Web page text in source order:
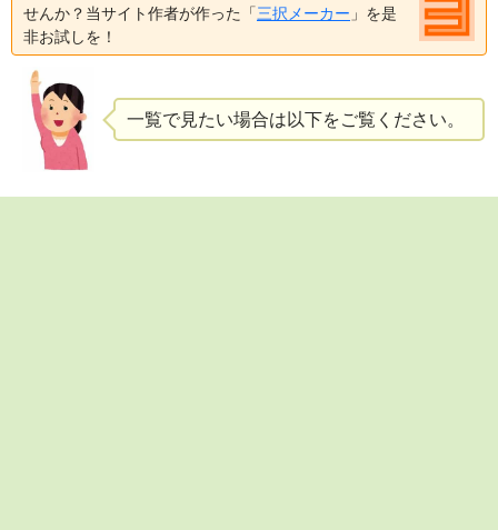
せんか？当サイト作者が作った「三択メーカー 」を是
非お試しを！
一覧で見たい場合は以下をご覧ください。